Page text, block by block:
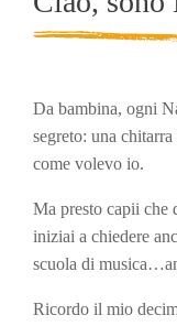
Da bambina, ogni
segreto: una
come volevo io.
Ma presto capii che
iniziai a chiedere
scuola di
Ricordo il mio